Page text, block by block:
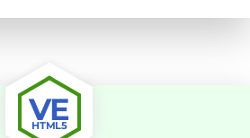
VE
HTML5